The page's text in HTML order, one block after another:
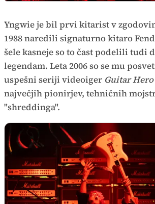
Yngwie je bil prvi kitarist v
1988 naredili signaturno kitaro
šele kasneje so to čast podelili tudi
legendam. Leta 2006 so se mu
uspešni seriji videoiger Guitar
največjih pionirjev, tehničnih
"shreddinga".